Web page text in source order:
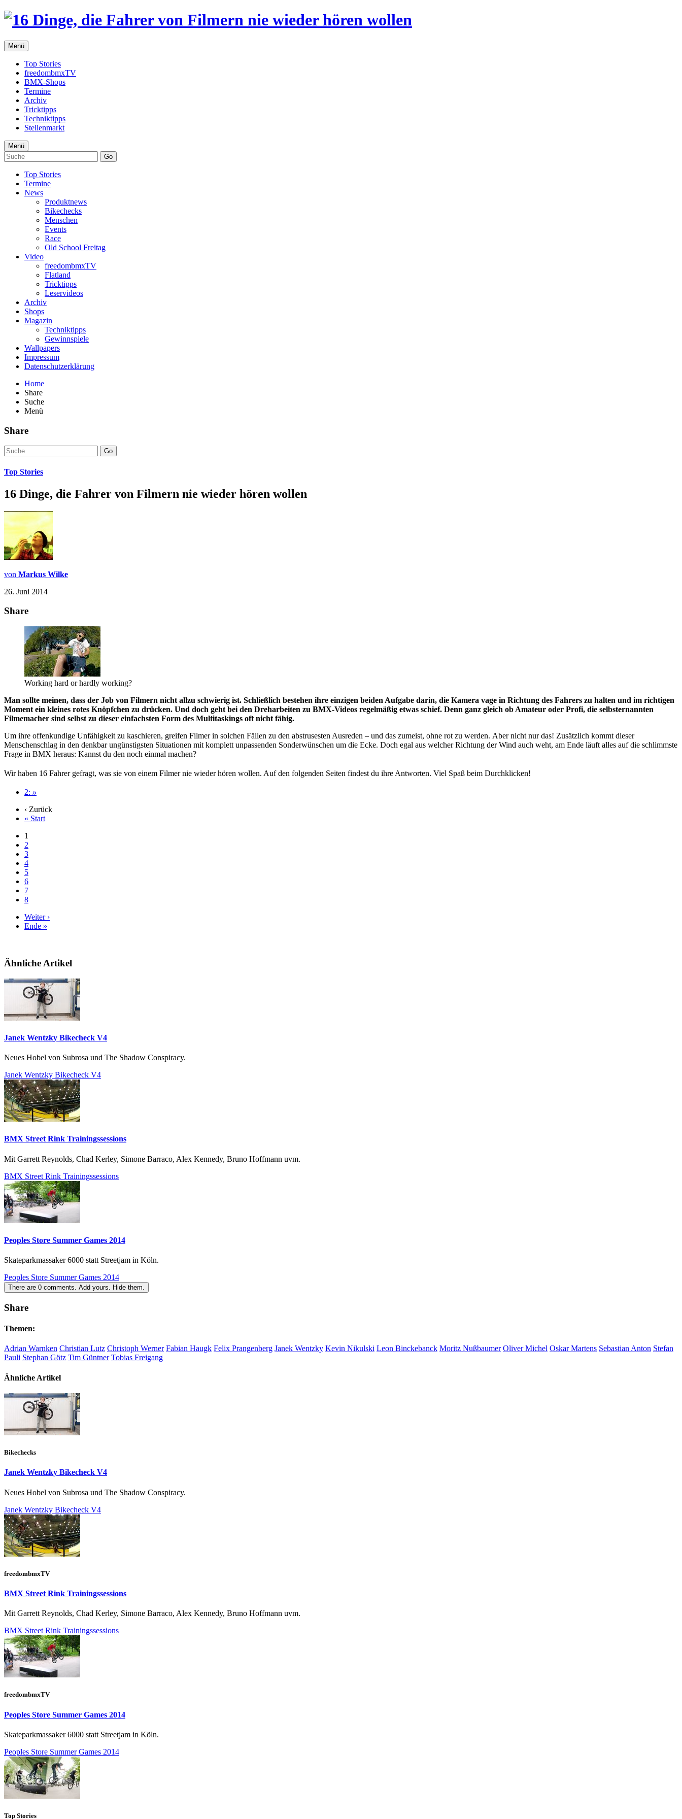
Menü
Top Stories
freedombmxTV
BMX-Shops
Termine
Archiv
Tricktipps
Techniktipps
Stellenmarkt
Menü
Go
Top Stories
Termine
News
Produktnews
Bikechecks
Menschen
Events
Race
Old School Freitag
Video
freedombmxTV
Flatland
Tricktipps
Leservideos
Archiv
Shops
Magazin
Techniktipps
Gewinnspiele
Wallpapers
Impressum
Datenschutzerklärung
Home
Share
Suche
Menü
Share
Go
Top Stories
16 Dinge, die Fahrer von Filmern nie wieder hören wollen
von Markus Wilke
26. Juni 2014
Share
Working hard or hardly working?
Man sollte meinen, dass der Job von Filmern nicht allzu schwierig ist. Schließlich bestehen ihre einzigen beiden Aufgabe darin, die Kamera vage in Richtung des Fahrers zu halten und im richtigen
Moment ein kleines rotes Knöpfchen zu drücken. Und doch geht bei den Dreharbeiten zu BMX-Videos regelmäßig etwas schief. Denn ganz gleich ob Amateur oder Profi, die selbsternannten
Filmemacher sind selbst zu dieser einfachsten Form des Multitaskings oft nicht fähig.
Um ihre offenkundige Unfähigkeit zu kaschieren, greifen Filmer in solchen Fällen zu den abstrusesten Ausreden – und das zumeist, ohne rot zu werden. Aber nicht nur das! Zusätzlich kommt dieser
Menschenschlag in den denkbar ungünstigsten Situationen mit komplett unpassenden Sonderwünschen um die Ecke. Doch egal aus welcher Richtung der Wind auch weht, am Ende läuft alles auf die schlimmste
Frage in BMX heraus: Kannst du den noch einmal machen?
Wir haben 16 Fahrer gefragt, was sie von einem Filmer nie wieder hören wollen. Auf den folgenden Seiten findest du ihre Antworten. Viel Spaß beim Durchklicken!
2: »
‹ Zurück
« Start
1
2
3
4
5
6
7
8
Weiter ›
Ende »
Ähnliche Artikel
Janek Wentzky Bikecheck V4
Neues Hobel von Subrosa und The Shadow Conspiracy.
Janek Wentzky Bikecheck V4
BMX Street Rink Trainingssessions
Mit Garrett Reynolds, Chad Kerley, Simone Barraco, Alex Kennedy, Bruno Hoffmann uvm.
BMX Street Rink Trainingssessions
Peoples Store Summer Games 2014
Skateparkmassaker 6000 statt Streetjam in Köln.
Peoples Store Summer Games 2014
There are 0 comments. Add yours. Hide them.
Share
Themen:
Adrian Warnken Christian Lutz Christoph Werner Fabian Haugk Felix Prangenberg Janek Wentzky Kevin Nikulski Leon Binckebanck Moritz Nußbaumer Oliver Michel Oskar Martens Sebastian Anton Stefan
Pauli Stephan Götz Tim Güntner Tobias Freigang
Ähnliche Artikel
Bikechecks
Janek Wentzky Bikecheck V4
Neues Hobel von Subrosa und The Shadow Conspiracy.
Janek Wentzky Bikecheck V4
freedombmxTV
BMX Street Rink Trainingssessions
Mit Garrett Reynolds, Chad Kerley, Simone Barraco, Alex Kennedy, Bruno Hoffmann uvm.
BMX Street Rink Trainingssessions
freedombmxTV
Peoples Store Summer Games 2014
Skateparkmassaker 6000 statt Streetjam in Köln.
Peoples Store Summer Games 2014
Top Stories